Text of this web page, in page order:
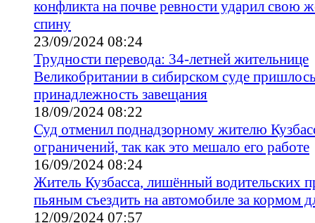
конфликта на почве ревности ударил свою
спину
23/09/2024 08:24
Трудности перевода: 34-летней жительнице
Великобритании в сибирском суде
принадлежность завещания
18/09/2024 08:22
Суд отменил поднадзорному жителю
ограничений, так как это мешало его работе
16/09/2024 08:24
Житель Кузбасса, лишённый водительских
пьяным съездить на автомобиле за кормом
12/09/2024 07:57